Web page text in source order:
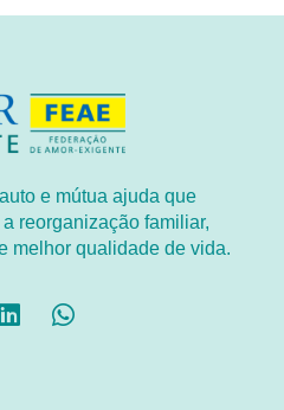
e mútua ajuda que
reorganização familiar,
melhor qualidade de vida.